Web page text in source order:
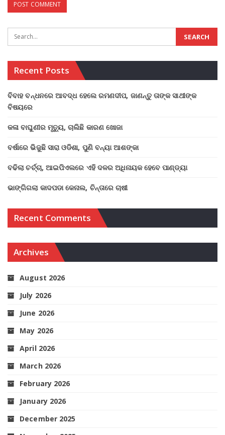
Recent Posts
ବିବାହ ବନ୍ଧନରେ ଆବଦ୍ଧ ହେଲେ ରମଣଦୀପ, ଜାଣନ୍ତୁ ତାଙ୍କ ସାଥୀଙ୍କ
ବିଷୟରେ
କଳା ବାଘୁଣୀର ମୃତ୍ୟୁ, ଚାଲିଛି କାରଣ ଖୋଜା
ବର୍ଷାରେ ଭିଜୁଛି ସାରା ଓଡିଶା, ପୁଣି ବନ୍ୟା ଆଶଙ୍କା
ବଢିଲା ଚର୍ଚ୍ଚା, ଆଇପିଏଲରେ ଏହି ଦଳର ଅଧିନାୟକ ହେବେ ପାଣ୍ଡ୍ୟା
ଭାଙ୍ଗିଗଲା କାଦପଡା କେନାଲ, ଚିନ୍ତାରେ ଚାଷୀ
Recent Comments
Archives
August 2026
July 2026
June 2026
May 2026
April 2026
March 2026
February 2026
January 2026
December 2025